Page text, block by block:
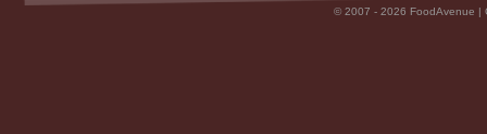
© 2007 - 2026 FoodAvenue |